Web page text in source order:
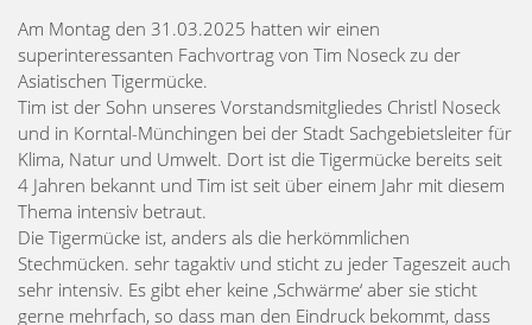
Am Montag den 31.03.2025 hatten wir einen
superinteressanten Fachvortrag von Tim Noseck zu der
Asiatischen Tigermücke.
Tim ist der Sohn unseres Vorstandsmitgliedes Christl Noseck
und in Korntal-Münchingen bei der Stadt Sachgebietsleiter für
Klima, Natur und Umwelt. Dort ist die Tigermücke bereits seit
4 Jahren bekannt und Tim ist seit über einem Jahr mit diesem
Thema intensiv betraut.
Die Tigermücke ist, anders als die herkömmlichen
Stechmücken. sehr tagaktiv und sticht zu jeder Tageszeit auch
sehr intensiv. Es gibt eher keine ‚Schwärme‘ aber sie sticht
gerne mehrfach, so dass man den Eindruck bekommt, dass